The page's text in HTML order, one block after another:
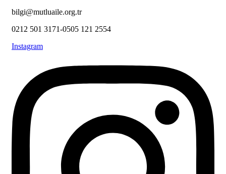
bilgi@mutluaile.org.tr
0212 501 3171-0505 121 2554
Instagram